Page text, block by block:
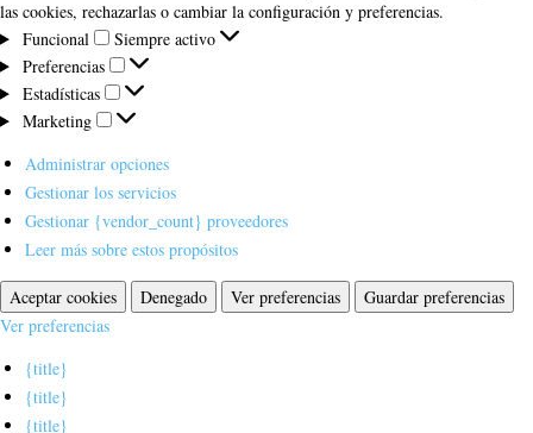
las cookies, rechazarlas o cambiar la configuración y preferencias.
Funcional
Funcional
Siempre activo
Preferencias
Preferencias
Estadísticas
Estadísticas
Marketing
Marketing
Administrar opciones
Gestionar los servicios
Gestionar {vendor_count} proveedores
Leer más sobre estos propósitos
Aceptar cookies Denegado Ver preferencias
Guardar preferencias
Ver preferencias
{title}
{title}
{title}